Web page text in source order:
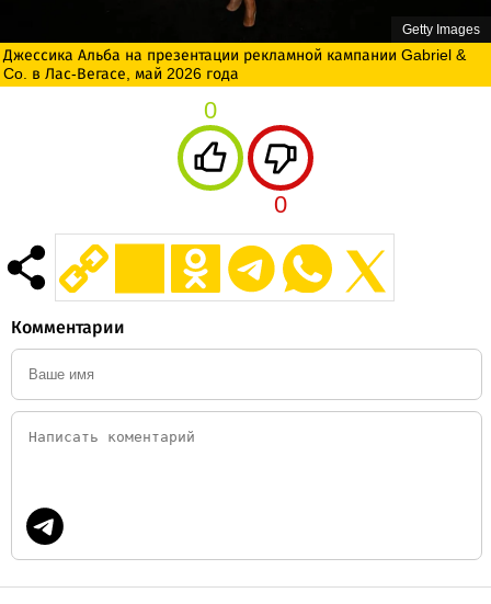
Getty Images
Джессика Альба на презентации рекламной кампании Gabriel &
Co. в Лас-Вегасе, май 2026 года
0
0
Комментарии